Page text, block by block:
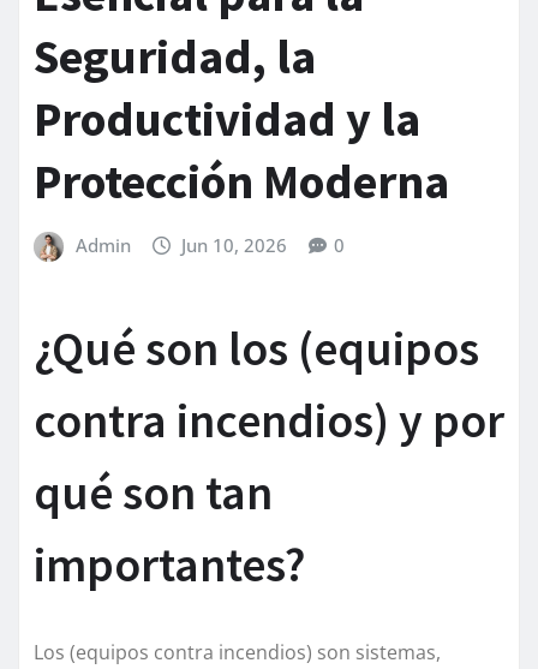
Seguridad, la
Productividad y la
Protección Moderna
Admin Jun 10, 2026 0
¿Qué son los (equipos
contra incendios) y por
qué son tan
importantes?
Los (equipos contra incendios) son sistemas,